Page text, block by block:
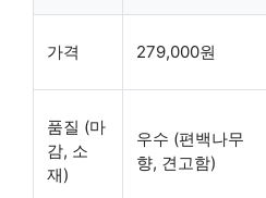
가격 279,000원
품질 (마
감, 소
재)
우수 (편백나무
향, 견고함)